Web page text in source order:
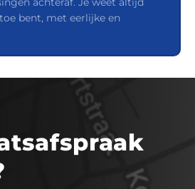
bent, met eerlijke en